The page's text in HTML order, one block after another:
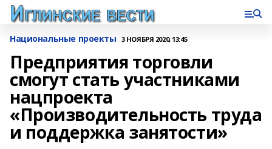
Национальные проекты 3 НОЯБРЯ 2020, 13:45
Предприятия торговли
смогут стать участниками
нацпроекта
«Производительность труда
и поддержка занятости»